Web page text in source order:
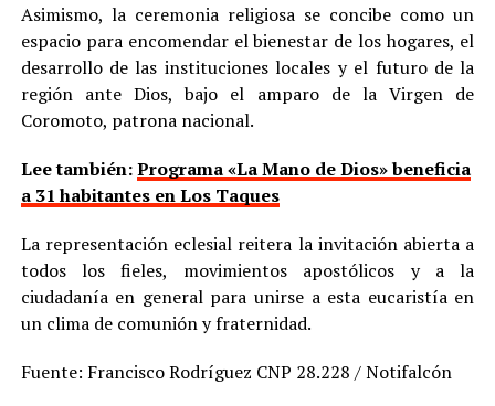
Asimismo, la ceremonia religiosa se concibe como un
espacio para encomendar el bienestar de los hogares, el
desarrollo de las instituciones locales y el futuro de la
región ante Dios, bajo el amparo de la Virgen de
Coromoto, patrona nacional.
Lee también:Programa «La Mano de Dios» beneficia
a 31 habitantes en Los Taques
La representación eclesial reitera la invitación abierta a
todos los fieles, movimientos apostólicos y a la
ciudadanía en general para unirse a esta eucaristía en
un clima de comunión y fraternidad.
Fuente: Francisco Rodríguez CNP 28.228 / Notifalcón